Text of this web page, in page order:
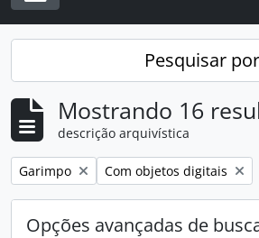
Toggle navigation
Pesquisar por
Mostrando 16
descrição arquivística
Remover filtro:
Garimpo Remover filtro:
Com objetos digitais
Opções avançadas de